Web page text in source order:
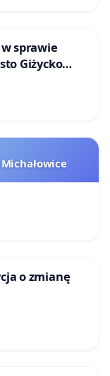
w sprawie
Giżycko
Niegocin
o zmianę